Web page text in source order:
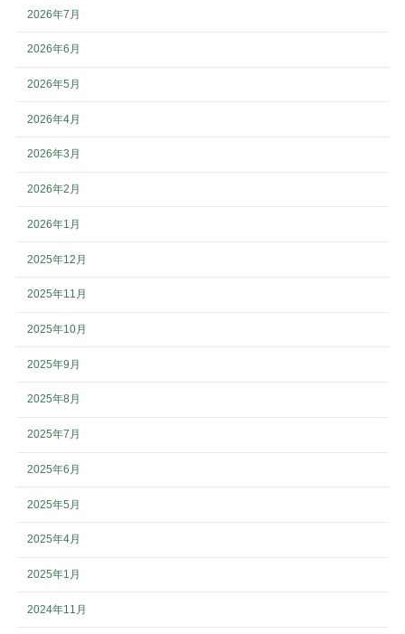
2026年7月
2026年6月
2026年5月
2026年4月
2026年3月
2026年2月
2026年1月
2025年12月
2025年11月
2025年10月
2025年9月
2025年8月
2025年7月
2025年6月
2025年5月
2025年4月
2025年1月
2024年11月